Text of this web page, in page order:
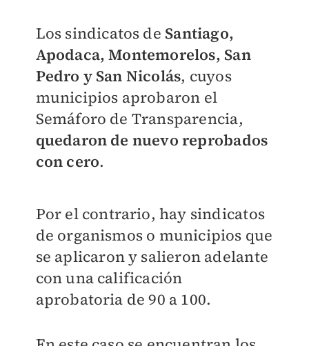
Los sindicatos de Santiago,
Apodaca, Montemorelos, San
Pedro y San Nicolás, cuyos
municipios aprobaron el
Semáforo de Transparencia,
quedaron de nuevo reprobados
con cero.
Por el contrario, hay sindicatos
de organismos o municipios que
se aplicaron y salieron adelante
con una calificación
aprobatoria de 90 a 100.